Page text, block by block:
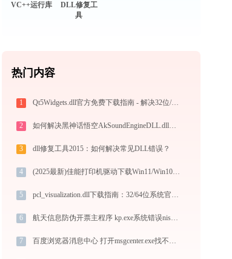
VC++运行库
DLL修复工
具
热门内容
1 Qt5Widgets.dll官方免费下载指南 - 解决32位/64位系统DLL缺失问题
2 如何解决黑神话悟空AkSoundEngineDLL.dll丢失问题
3 dll修复工具2015：如何解决常见DLL错误？
4 (2025最新)佳能打印机驱动下载Win11/Win10官方安装教程
5 pcl_visualization.dll下载指南：32/64位系统官方免费版，解决DLL缺失问题
6 航天信息防伪开票主程序 kp.exe系统错误nisec_zj_ukey.dll丢失如何解决
7 百度浏览器消息中心 打开msgcenter.exe找不到msvcr100.dll怎么办